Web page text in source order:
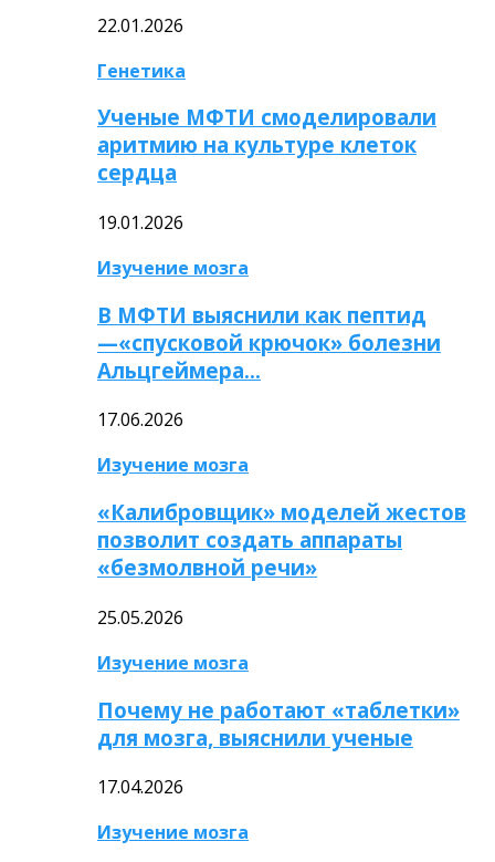
22.01.2026
Генетика
Ученые МФТИ смоделировали
аритмию на культуре клеток
сердца
19.01.2026
Изучение мозга
В МФТИ выяснили как пептид
—«спусковой крючок» болезни
Альцгеймера…
17.06.2026
Изучение мозга
«Калибровщик» моделей жестов
позволит создать аппараты
«безмолвной речи»
25.05.2026
Изучение мозга
Почему не работают «таблетки»
для мозга, выяснили ученые
17.04.2026
Изучение мозга